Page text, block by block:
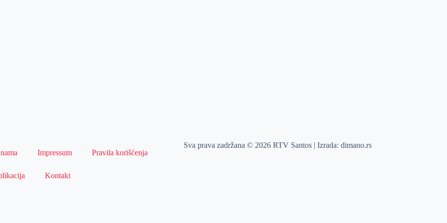
Impressum Pravila korišćenja
Kontakt
Sva prava zadržana © 2026 RTV Santos | Izrada:dimano.rs